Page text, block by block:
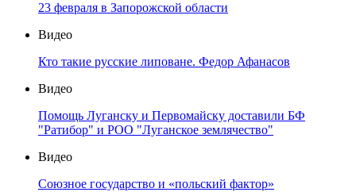
23 февраля в Запорожской области
Видео
Кто такие русские липоване. Федор Афанасов
Видео
Помощь Луганску и Первомайску доставили БФ
"Ратибор" и РОО "Луганское землячество"
Видео
Союзное государство и «польский фактор»